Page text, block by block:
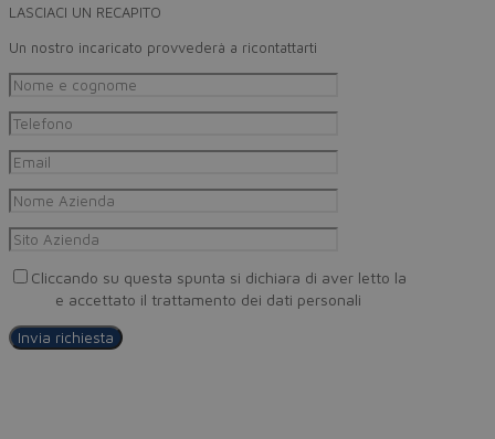
LASCIACI UN RECAPITO
Un nostro incaricato provvederà a ricontattarti
Cliccando su questa spunta si dichiara di aver letto la
e accettato il trattamento dei dati personali